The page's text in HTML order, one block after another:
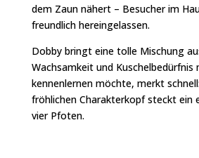
dem Zaun nähert – Besucher im
freundlich hereingelassen.
Dobby bringt eine tolle Mischung
Wachsamkeit und Kuschelbedürfnis
kennenlernen möchte, merkt
fröhlichen Charakterkopf steckt ein
vier Pfoten.